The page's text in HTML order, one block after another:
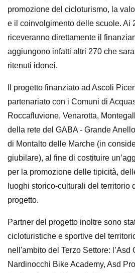
promozione del cicloturismo, la
e il coinvolgimento delle scuole. Ai
riceveranno direttamente il
aggiungono infatti altri 270 che
ritenuti idonei.
Il progetto finanziato ad Ascoli
partenariato con i Comuni di
Roccafluvione, Venarotta,
della rete del GABA - Grande
di Montalto delle Marche (in
giubilare), al fine di costituire
per la promozione delle tipicità,
luoghi storico-culturali del territorio
progetto.
Partner del progetto inoltre sono
cicloturistiche e sportive del
nell'ambito del Terzo Settore: l’Asd
Nardinocchi Bike Academy, Asd